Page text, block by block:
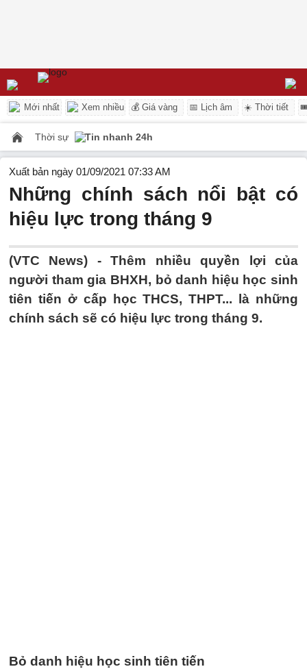
Mới nhất Xem nhiều 💰 Giá vàng 📅 Lịch âm ☀️ Thời tiết
Thời sự Tin nhanh 24h
Xuất bản ngày 01/09/2021 07:33 AM
Những chính sách nổi bật có
hiệu lực trong tháng 9
(VTC News) -Thêm nhiều quyền lợi của
người tham gia BHXH, bỏ danh hiệu học sinh
tiên tiến ở cấp học THCS, THPT... là những
chính sách sẽ có hiệu lực trong tháng 9.
Bỏ danh hiệu học sinh tiên tiến